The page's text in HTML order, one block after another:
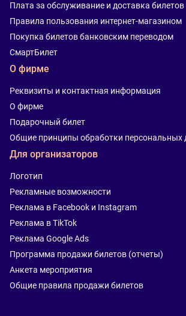
Плата за обслуживание и доставка билетов
Правила пользования интернет-магазином
Покупка билетов банковским переводом
СмартБилет
О фирме
Реквизиты и контактная информация
О фирме
Подарочный билет
Общие принципы обработки персональных
Для организаторов
Логотип
Рекламные возможности
Реклама в Facebook и Instagram
Реклама в TikTok
Реклама Google Ads
Программа продажи билетов (отчеты)
Анкета мероприятия
Общие правила продажи билетов